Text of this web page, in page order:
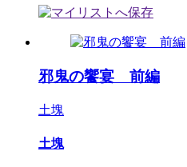
邪鬼の饗宴 前編
土塊
土塊